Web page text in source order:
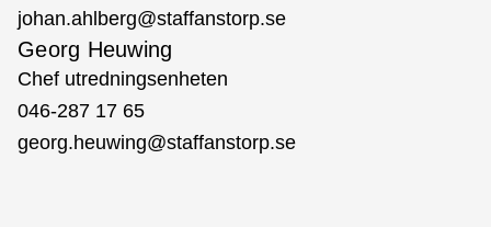
johan.ahlberg@staffanstorp.se
Georg Heuwing
Chef utredningsenheten
046-287 17 65
georg.heuwing@staffanstorp.se